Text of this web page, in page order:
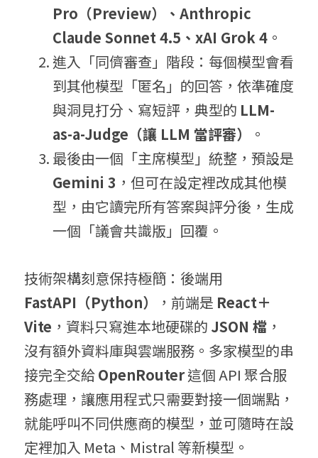
Pro（Preview）、Anthropic
Claude Sonnet 4.5、xAI Grok 4 。
進入「同儕審查」階段：每個模型會看
到其他模型「匿名」的回答，依準確度
與洞見打分、寫短評，典型的 LLM-
as-a-Judge（讓 LLM 當評審）
。
Gemini 3 ，但可在設定裡改成其他模
型，由它讀完所有答案與評分後，生成
一個「議會共識版」回覆。
FastAPI（Python）
，前端是 React＋
Vite ，資料只寫進本地硬碟的 JSON 檔 ，
沒有額外資料庫與雲端服務。多家模型的串
接完全交給 OpenRouter 這個 API 聚合服
務處理，讓應用程式只需要對接一個端點，
就能呼叫不同供應商的模型，並可隨時在設
定裡加入 Meta、Mistral 等新模型。